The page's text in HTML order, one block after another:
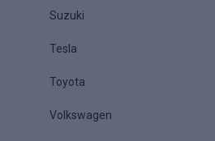
Suzuki
Tesla
Toyota
Volkswagen